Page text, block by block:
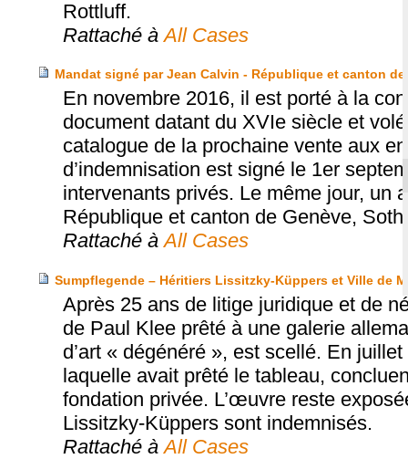
Rottluff.
Rattaché à All Cases
Mandat signé par Jean Calvin - République et canton
En novembre 2016, il est porté à la
document datant du XVIe siècle et
catalogue de la prochaine vente aux
d’indemnisation est signé le 1er
intervenants privés. Le même jour, un
République et canton de Genève,
Rattaché à All Cases
Sumpflegende – Héritiers Lissitzky-Küppers et Ville de
Après 25 ans de litige juridique et de
de Paul Klee prêté à une galerie
d’art « dégénéré », est scellé. En
laquelle avait prêté le tableau,
fondation privée. L’œuvre reste
Lissitzky-Küppers sont indemnisés.
Rattaché à All Cases